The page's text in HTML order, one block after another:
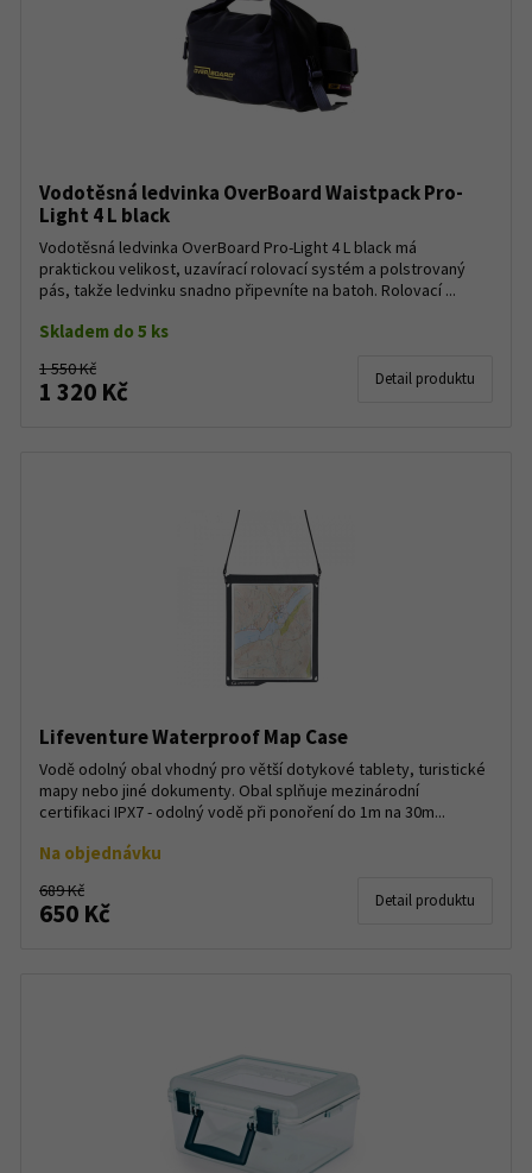
Vodotěsná ledvinka OverBoard Waistpack Pro-
Light 4 L black
Vodotěsná ledvinka OverBoard Pro-Light 4 L black má
praktickou velikost, uzavírací rolovací systém a polstrovaný
pás, takže ledvinku snadno připevníte na batoh. Rolovací ...
Skladem do 5 ks
1 550 Kč
1 320 Kč Detail produktu
Lifeventure Waterproof Map Case
Vodě odolný obal vhodný pro větší dotykové tablety, turistické
mapy nebo jiné dokumenty. Obal splňuje mezinárodní
certifikaci IPX7 - odolný vodě při ponoření do 1m na 30m...
Na objednávku
689 Kč
650 Kč Detail produktu